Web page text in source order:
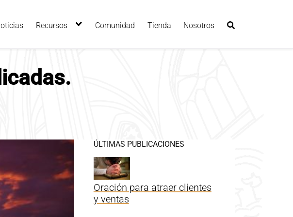
Recursos Comunidad Tienda Nosotros
ÚLTIMAS PUBLICACIONES
Oración para atraer clientes
y ventas